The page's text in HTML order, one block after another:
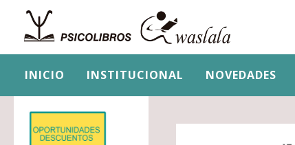
INICIO INSTITUCIONAL NOVEDADES